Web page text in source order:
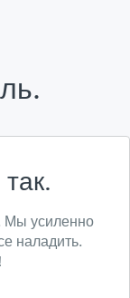
Мы усиленно
наладить.